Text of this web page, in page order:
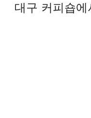
대구 커피숍